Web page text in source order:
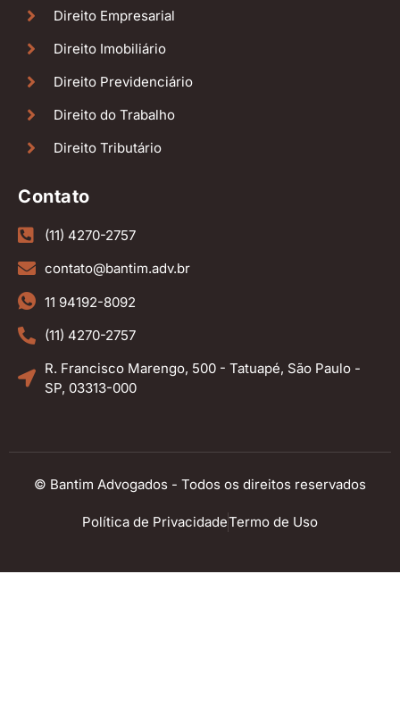
Direito Empresarial
Direito Imobiliário
Direito Previdenciário
Direito do Trabalho
Direito Tributário
Contato
(11) 4270-2757
contato@bantim.adv.br
11 94192-8092
(11) 4270-2757
R. Francisco Marengo, 500 - Tatuapé, São Paulo -
SP, 03313-000
© Bantim Advogados - Todos os direitos reservados
Política de PrivacidadeTermo de Uso